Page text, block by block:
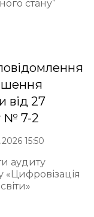
стану”
від 27
№ 7-2
15:50
аудиту
«Цифровізація